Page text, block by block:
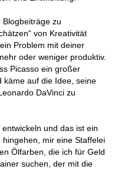
zu
von Kreativität
Problem mit deiner
oder weniger produktiv.
Picasso ein großer
käme auf die Idee, seine
DaVinci zu
und das ist ein
mir eine Staffelei
Ölfarben, die ich für Geld
suchen, der mit die